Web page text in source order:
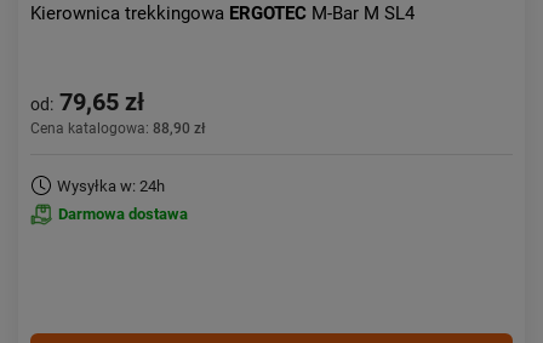
Kierownica trekkingowa ERGOTEC M-Bar M SL4
od: 79,65 zł
Cena katalogowa: 88,90 zł
Wysyłka w: 24h
Darmowa dostawa